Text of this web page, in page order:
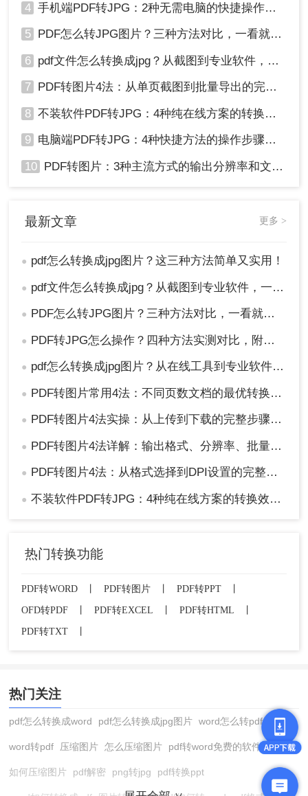
4 手机端PDF转JPG：2种无需电脑的快捷操作流程！
5 PDF怎么转JPG图片？三种方法对比，一看就懂！
6 pdf文件怎么转换成jpg？从截图到专业软件，一篇讲清楚！
7 PDF转图片4法：从单页截图到批量导出的完整操作路径！
8 不装软件PDF转JPG：4种纯在线方案的转换效果和速度对比！
9 电脑端PDF转JPG：4种快捷方法的操作步骤和常见格式问题！
10 PDF转图片：3种主流方式的输出分辨率和文件体积实测！
最新文章 更多 >
● pdf怎么转换成jpg图片？这三种方法简单又实用！
● pdf文件怎么转换成jpg？从截图到专业软件，一篇讲清楚！
● PDF怎么转JPG图片？三种方法对比，一看就懂！
● PDF转JPG怎么操作？四种方法实测对比，附各场景最优选！
● pdf怎么转换成jpg图片？从在线工具到专业软件，总有一款适合你！
● PDF转图片常用4法：不同页数文档的最优转换路径！
● PDF转图片4法实操：从上传到下载的完整步骤和参数设置！
● PDF转图片4法详解：输出格式、分辨率、批量处理全对比！
● PDF转图片4法：从格式选择到DPI设置的完整操作指南！
● 不装软件PDF转JPG：4种纯在线方案的转换效果和速度对比！
热门转换功能
PDF转WORD PDF转图片 PDF转PPT
OFD转PDF
PDF转EXCEL PDF转HTML
PDF转TXT
热门关注
pdf怎么转换成word pdf怎么转换成jpg图片 word怎么转pdf
word转pdf 压缩图片 怎么压缩图片 pdf转word免费的软件
如何压缩图片 pdf解密 png转jpg pdf转换ppt